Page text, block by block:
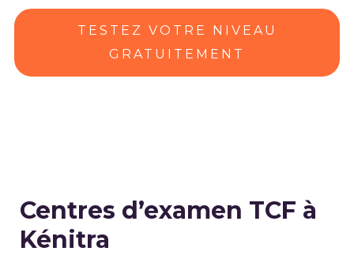
TESTEZ VOTRE NIVEAU
GRATUITEMENT
Centres d’examen TCF à
Kénitra